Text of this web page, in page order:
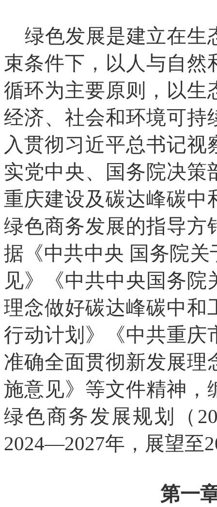
绿色发展是建立在生
束条件下，以人与自然
循环为主要原则，以生
经济、社会和环境可持
入贯彻习近平总书记
实党中央、国务院决策
重庆建设及碳达峰碳中
绿色商务发展的指导方
据《中共中央 国务院
见》《中共中央国务
理念做好碳达峰碳中和
行动计划》《中共重庆
准确全面贯彻新发展理
施意见》等文件精神，
绿色商务发展规划（
2024—2027年，展望至
第一